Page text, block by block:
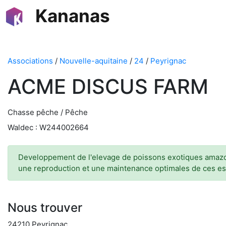
Kananas
Associations / Nouvelle-aquitaine / 24 / Peyrignac
ACME DISCUS FARM
Chasse pêche / Pêche
Waldec : W244002664
Developpement de l'elevage de poissons exotiques
une reproduction et une maintenance optimales de ces
Nous trouver